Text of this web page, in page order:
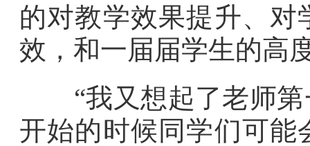
的对教学效果提升、
效，和一届届学生的高
“我又想起了老师第
开始的时候同学们可能